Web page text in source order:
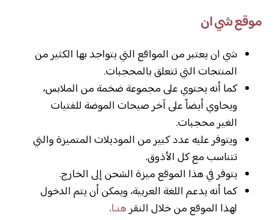
موقع شي ان
شي ان يعتبر من المواقع التي يتواجد بها الكثير من
المنتجات التي تتعلق بالمحجبات.
كما أنه يحتوي على مجموعة ضخمة من الملابس،
ويحاوي أيضاً على آخر صيحات الموضة للفتيات
الغير محجبات.
ويتوفر عليه عدد كبير من الموديلات المتميزة والتي
تتناسب مع كل الأذوق.
يتوفر في هذا الموقع ميزة الشحن إلى الخارج.
كما أنه يدعم اللغة العربية، ويمكن أن يتم الدخول
لهذا الموقع من خلال النقرهنـا.